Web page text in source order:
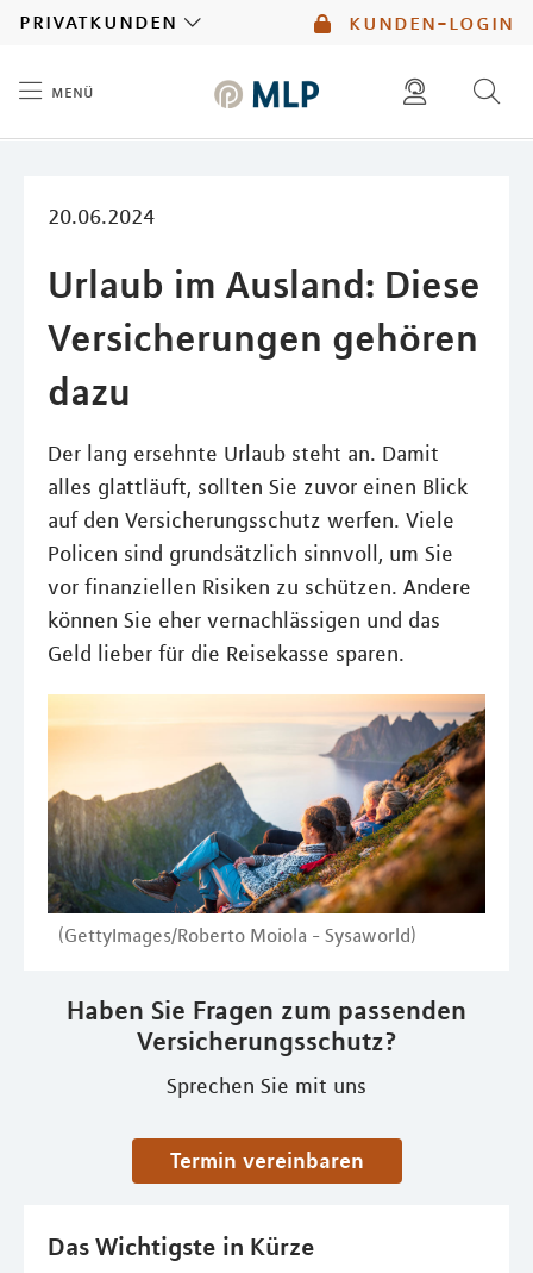
kunden-login
privatkunden
menü
20.06.2024
Urlaub im Ausland: Diese
Versicherungen gehören
dazu
Der lang ersehnte Urlaub steht an. Damit
alles glattläuft, sollten Sie zuvor einen Blick
auf den Versicherungsschutz werfen. Viele
Policen sind grundsätzlich sinnvoll, um Sie
vor finanziellen Risiken zu schützen. Andere
können Sie eher vernachlässigen und das
Geld lieber für die Reisekasse sparen.
(GettyImages/Roberto Moiola - Sysaworld)
Haben Sie Fragen zum passenden
Versicherungsschutz?
Sprechen Sie mit uns
Termin vereinbaren
Das Wichtigste in Kürze